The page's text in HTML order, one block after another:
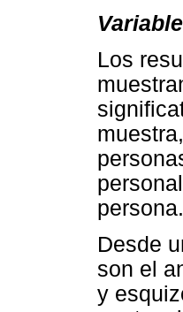
Los
persona.
Desde
son el
y